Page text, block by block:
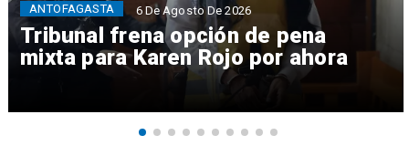
Tribunal frena opción de pena
mixta para Karen Rojo por ahora
ANTOFAGASTA 6 De Agosto De 2026